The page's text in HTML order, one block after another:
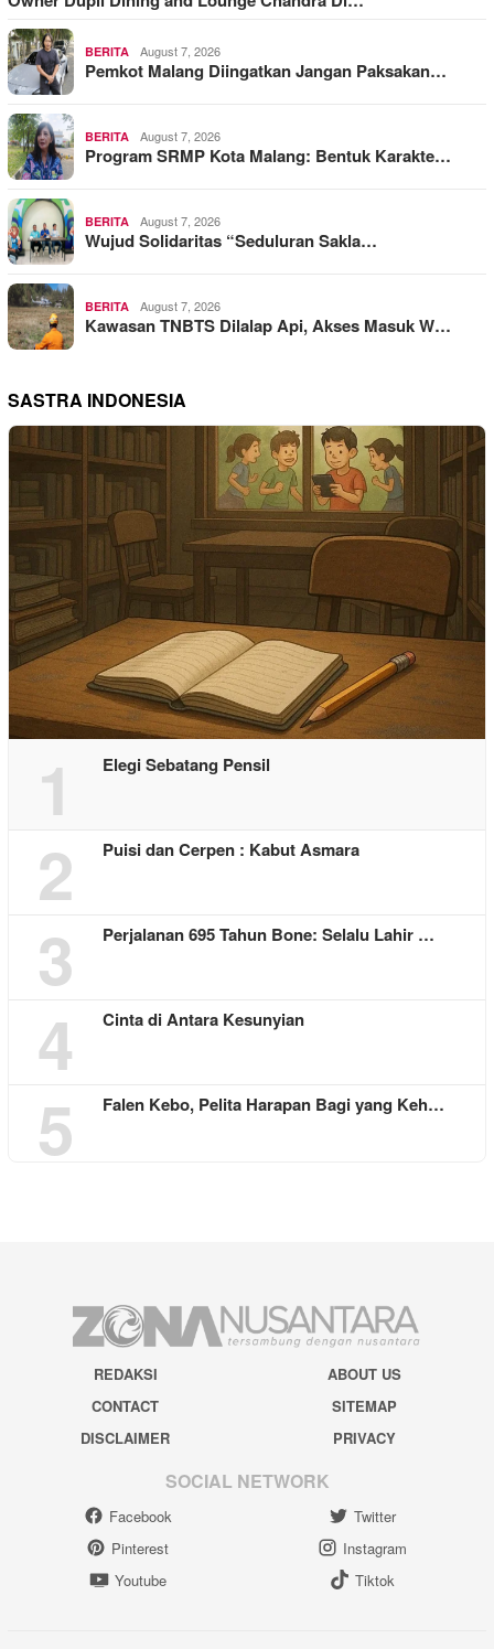
BERITA August 7, 2026
Pemkot Malang Diingatkan Jangan Paksakan…
BERITA August 7, 2026
Program SRMP Kota Malang: Bentuk Karakte…
BERITA August 7, 2026
Wujud Solidaritas “Seduluran Sakla…
BERITA August 7, 2026
Kawasan TNBTS Dilalap Api, Akses Masuk W…
SASTRA INDONESIA
1 Elegi Sebatang Pensil
2 Puisi dan Cerpen : Kabut Asmara
3 Perjalanan 695 Tahun Bone: Selalu Lahir …
4 Cinta di Antara Kesunyian
5 Falen Kebo, Pelita Harapan Bagi yang Keh…
REDAKSI
ABOUT US
CONTACT
SITEMAP
DISCLAIMER
PRIVACY
SOCIAL NETWORK
Facebook
Twitter
Pinterest
Instagram
Youtube
Tiktok